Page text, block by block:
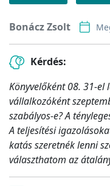
Bonácz Zsolt
Kérdés:
Könyvelőként 08. 31-el
vállalkozóként
szabályos-e? A
A teljesítési
katás szeretnék lenni
választhatom az